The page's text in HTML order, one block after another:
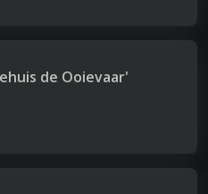
de Ooievaar'